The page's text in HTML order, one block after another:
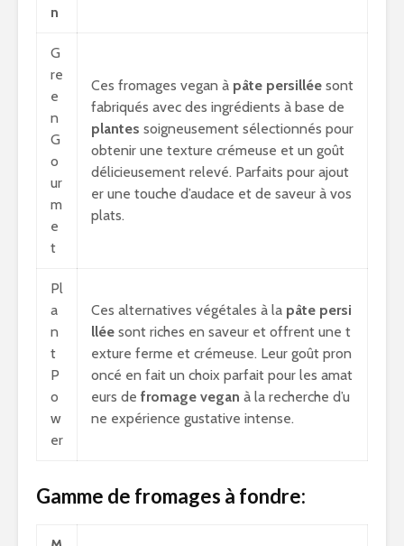
n
G
re
e
n
G
o
ur
m
e
t
Ces fromages vegan à pâte persillée sont
fabriqués avec des ingrédients à base de
plantes soigneusement sélectionnés pour
obtenir une texture crémeuse et un goût
délicieusement relevé. Parfaits pour ajout
er une touche d’audace et de saveur à vos
plats.
Pl
a
n
t
P
o
w
er
Ces alternatives végétales à la pâte persi
llée sont riches en saveur et offrent une t
exture ferme et crémeuse. Leur goût pron
oncé en fait un choix parfait pour les amat
eurs de fromage vegan à la recherche d’u
ne expérience gustative intense.
Gamme de fromages à fondre: